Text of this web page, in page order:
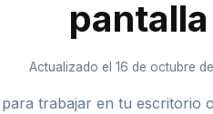
pantalla
Actualizado el 16 de octubre
trabajar en tu